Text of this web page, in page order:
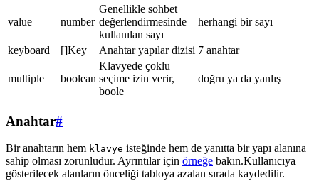
value number
Genellikle sohbet
değerlendirmesinde
kullanılan sayı
herhangi bir sayı
keyboard []Key Anahtar yapılar dizisi 7 anahtar
multiple boolean
Klavyede çoklu
seçime izin verir,
boole
doğru ya da yanlış
Anahtar#
Bir anahtarın hem klavye isteğinde hem de yanıtta bir yapı alanına
sahip olması zorunludur. Ayrıntılar için örneğe bakın.Kullanıcıya
gösterilecek alanların önceliği tabloya azalan sırada kaydedilir.